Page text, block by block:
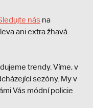
ledujte nás na
ani extra žhavá
trendy. Víme, v
sezóny. My v
Vás módní policie